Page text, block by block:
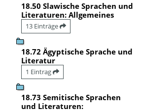
18.50 Slawische Sprachen und
Literaturen: Allgemeines
13 Einträge
18.72 Ägyptische Sprache und
Literatur
1 Eintrag
18.73 Semitische Sprachen
und Literaturen: